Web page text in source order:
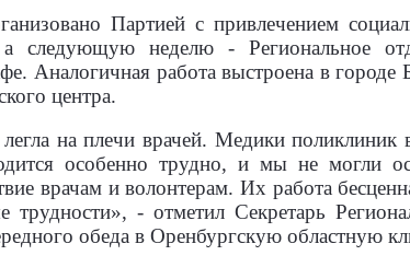
Партией с привлечением
следующую неделю - Региональное
Аналогичная работа выстроена в городе
центра.
на плечи врачей. Медики поликлиник
особенно трудно, и мы не могли
врачам и волонтерам. Их работа
- отметил Секретарь
обеда в Оренбургскую областную